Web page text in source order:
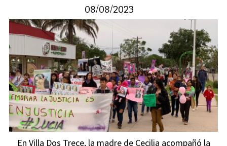
08/08/2023
En Villa Dos Trece, la madre de Cecilia acompañó la